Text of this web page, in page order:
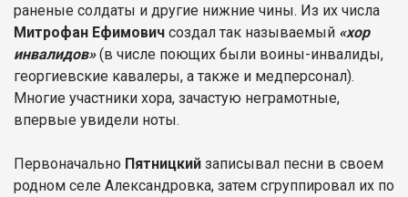
раненые солдаты и другие нижние чины. Из их числа
Митрофан Ефимович создал так называемый «хор
инвалидов»(в числе поющих были воины-инвалиды,
георгиевские кавалеры, а также и медперсонал).
Многие участники хора, зачастую неграмотные,
впервые увидели ноты.
Первоначально Пятницкий записывал песни в своем
родном селе Александровка, затем сгруппировал их по